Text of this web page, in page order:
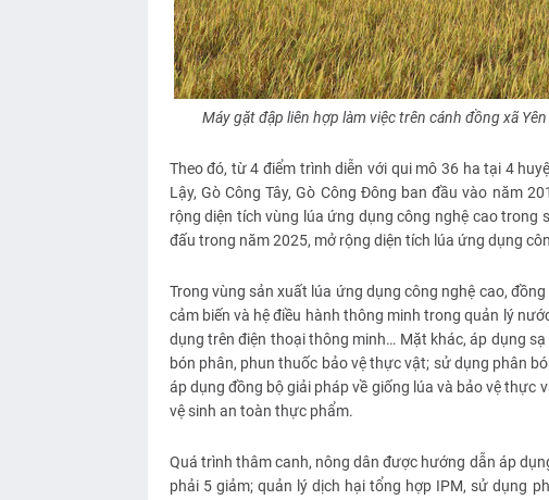
Máy gặt đập liên hợp làm việc trên cánh đồng xã
Theo đó, từ 4 điểm trình diễn với qui mô 36 ha tại 4
Lậy, Gò Công Tây, Gò Công Đông ban đầu vào năm
rộng diện tích vùng lúa ứng dụng công nghệ cao
đấu trong năm 2025, mở rộng diện tích lúa ứng dụng
Trong vùng sản xuất lúa ứng dụng công nghệ cao,
cảm biến và hệ điều hành thông minh trong quản lý
dụng trên điện thoại thông minh… Mặt khác, áp dụng
bón phân, phun thuốc bảo vệ thực vật; sử dụng phân
áp dụng đồng bộ giải pháp về giống lúa và bảo vệ
vệ sinh an toàn thực phẩm.
Quá trình thâm canh, nông dân được hướng dẫn áp
phải 5 giảm; quản lý dịch hại tổng hợp IPM, sử dụng